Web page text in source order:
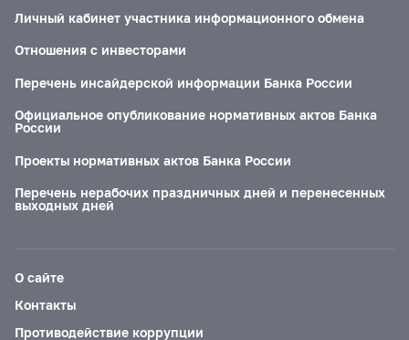
Личный кабинет участника информационного обмена
Отношения с инвесторами
Перечень инсайдерской информации Банка России
Официальное опубликование нормативных актов Банка
России
Проекты нормативных актов Банка России
Перечень нерабочих праздничных дней и перенесенных
выходных дней
О сайте
Контакты
Противодействие коррупции